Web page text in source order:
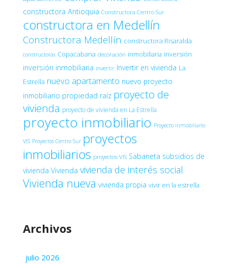
constructora Antioquia Constructora Centro Sur
constructora en Medellín
Constructora Medellín constructora Risaralda
constructoras Copacabana decoración inmobiliaria inversión
inversión inmobiliaria invertir Invertir en vivienda La
Estrella nuevo apartamento nuevo proyecto
inmobiliario propiedad raíz proyecto de
vivienda proyecto de vivienda en La Estrella
proyecto inmobiliario Proyecto inmobiliario
VIS Proyectos Centro Sur proyectos
inmobiliarios proyectos VIS Sabaneta subsidios de
vivienda Vivienda vivienda de interés social
Vivienda nueva vivienda propia vivir en la estrella
Archivos
julio 2026